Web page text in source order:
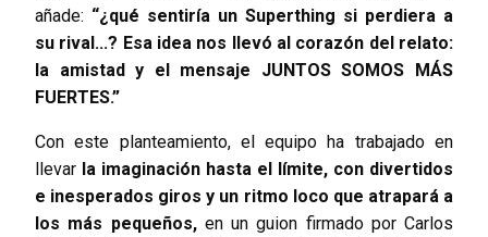
añade: “¿qué sentiría un Superthing si perdiera a
su rival...? Esa idea nos llevó al corazón del relato:
la amistad y el mensaje JUNTOS SOMOS MÁS
FUERTES.”
Con este planteamiento, el equipo ha trabajado en
llevar la imaginación hasta el límite, con divertidos
e inesperados giros y un ritmo loco que atrapará a
los más pequeños,en un guion firmado por Carlos